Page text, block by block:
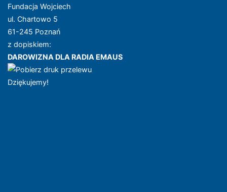
Fundacja Wojciech
ul. Chartowo 5
61-245 Poznań
z dopiskiem:
DAROWIZNA DLA RADIA EMAUS
Dziękujemy!